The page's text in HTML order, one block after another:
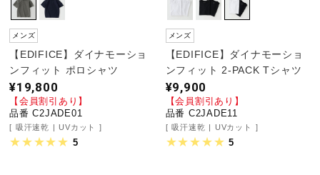
メンズ
【EDIFICE】ダイナモーショ
ンフィット ポロシャツ
¥19,800
【会員割引あり】
品番 C2JADE01
吸汗速乾 UVカット
5
メンズ
【EDIFICE】ダイナモーショ
ンフィット 2-PACK Tシャツ
¥9,900
【会員割引あり】
品番 C2JADE11
吸汗速乾 UVカット
5